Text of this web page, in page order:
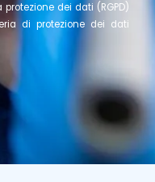
dei dati (RGPD)
di protezione dei dati